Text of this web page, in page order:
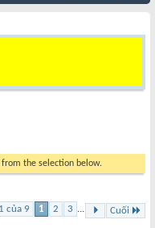
the selection below.
của 9 1 2 3 ... Cuối